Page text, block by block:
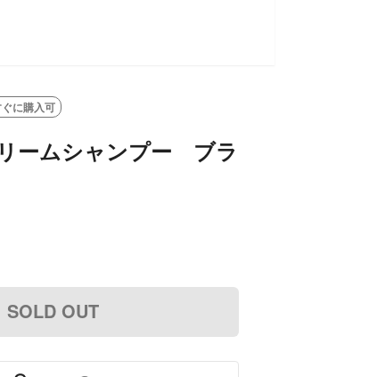
に購入可
ームシャンプー ブラ
SOLD OUT